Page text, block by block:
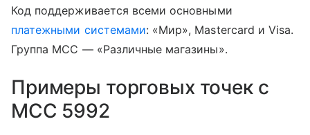
Код поддерживается всеми основными
платежными системами: «Мир», Mastercard и Visa.
Группа MCC — «Различные магазины».
Примеры торговых точек с
MCC 5992